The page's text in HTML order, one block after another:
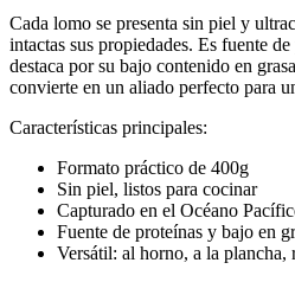
Cada lomo se presenta sin piel y
intactas sus propiedades. Es fuente
destaca por su bajo contenido en
convierte en un aliado perfecto para
Características principales:
Formato práctico de 400g
Sin piel, listos para cocinar
Capturado en el Océano
Fuente de proteínas y bajo en
Versátil: al horno, a la plancha,